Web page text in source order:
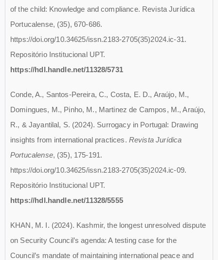
of the child: Knowledge and compliance. Revista Jurídica
Portucalense, (35), 670-686.
https://doi.org/10.34625/issn.2183-2705(35)2024.ic-31.
Repositório Institucional UPT.
https://hdl.handle.net/11328/5731
Conde, A., Santos-Pereira, C., Costa, E. D., Araújo, M.,
Domingues, M., Pinho, M., Martinez de Campos, M., Araújo,
R., & Jayantilal, S. (2024). Surrogacy in Portugal: Drawing
insights from international practices. Revista Jurídica
Portucalense, (35), 175-191.
https://doi.org/10.34625/issn.2183-2705(35)2024.ic-09.
Repositório Institucional UPT.
https://hdl.handle.net/11328/5555
KHAN, M. I. (2024). Kashmir, the longest unresolved dispute
on Security Council’s agenda: A testing case for the
Council’s mandate of maintaining international peace and